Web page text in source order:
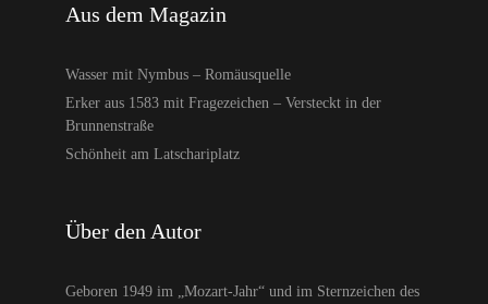
Aus dem Magazin
Wasser mit Nymbus – Romäusquelle
Erker aus 1583 mit Fragezeichen – Versteckt in der
Brunnenstraße
Schönheit am Latschariplatz
Über den Autor
Geboren 1949 im „Mozart-Jahr“ und im Sternzeichen des